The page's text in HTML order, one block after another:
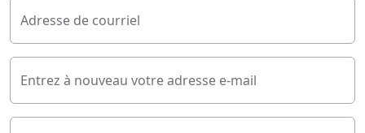
Adresse de courriel
Entrez à nouveau votre adresse e-mail